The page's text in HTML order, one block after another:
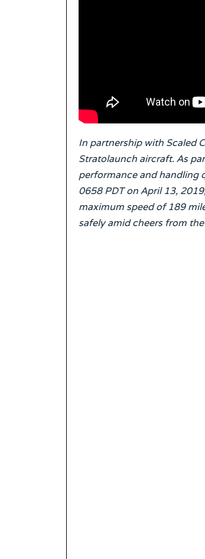
In partnership with Scaled
Stratolaunch aircraft. As
performance and handling
0658 PDT on April 13,
maximum speed of 189
safely amid cheers from